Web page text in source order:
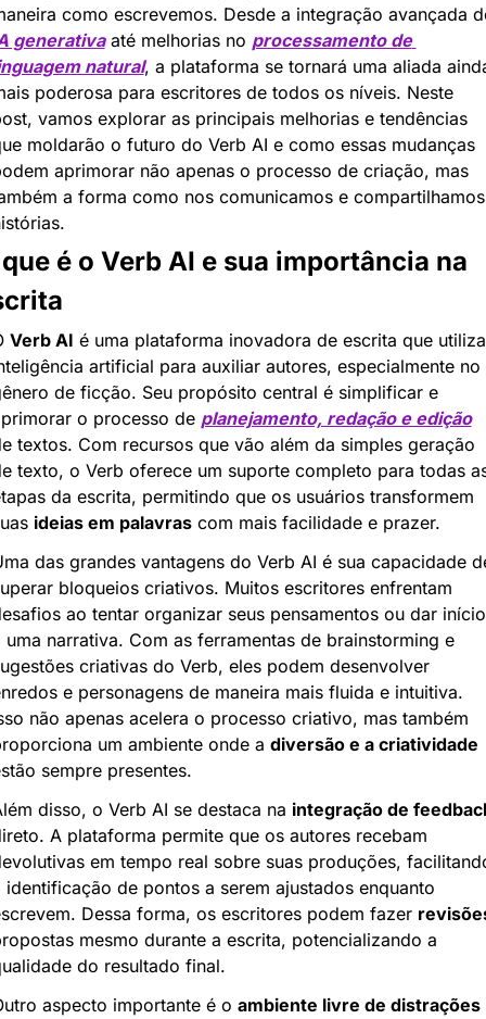
generativa até melhorias no processamento de
natural, a plataforma se tornará uma aliada
poderosa para escritores de todos os níveis. Neste
vamos explorar as principais melhorias e tendências
moldarão o futuro do Verb AI e como essas mudanças
aprimorar não apenas o processo de criação, mas
a forma como nos comunicamos e compartilhamos
é o Verb AI e sua importância na
Verb AI é uma plataforma inovadora de escrita que utiliza
artificial para auxiliar autores, especialmente no
de ficção. Seu propósito central é simplificar e
o processo de planejamento, redação e edição
textos. Com recursos que vão além da simples geração
texto, o Verb oferece um suporte completo para todas
da escrita, permitindo que os usuários transformem
ideias em palavras com mais facilidade e prazer.
das grandes vantagens do Verb AI é sua capacidade
bloqueios criativos. Muitos escritores enfrentam
ao tentar organizar seus pensamentos ou dar início
uma narrativa. Com as ferramentas de brainstorming e
criativas do Verb, eles podem desenvolver
e personagens de maneira mais fluida e intuitiva.
não apenas acelera o processo criativo, mas também
um ambiente onde a diversão e a criatividade
sempre presentes.
disso, o Verb AI se destaca na integração de
A plataforma permite que os autores recebam
em tempo real sobre suas produções,
identificação de pontos a serem ajustados enquanto
Dessa forma, os escritores podem fazer
mesmo durante a escrita, potencializando a
do resultado final.
aspecto importante é o ambiente livre de distrações